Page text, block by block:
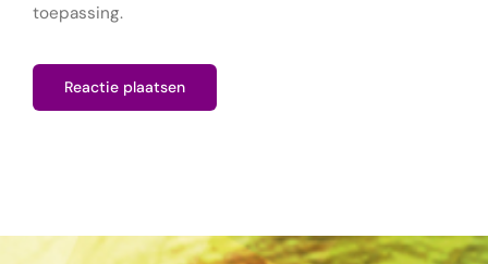
toepassing.